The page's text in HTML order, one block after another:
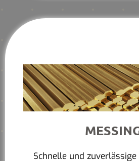
Schnelle und